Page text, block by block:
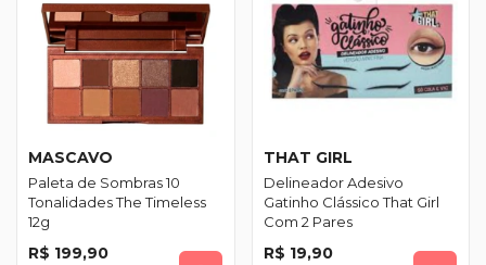
MASCAVO
Paleta de Sombras 10
Tonalidades The Timeless
12g
R$ 199,90
THAT GIRL
Delineador Adesivo
Gatinho Clássico That Girl
Com 2 Pares
R$ 19,90